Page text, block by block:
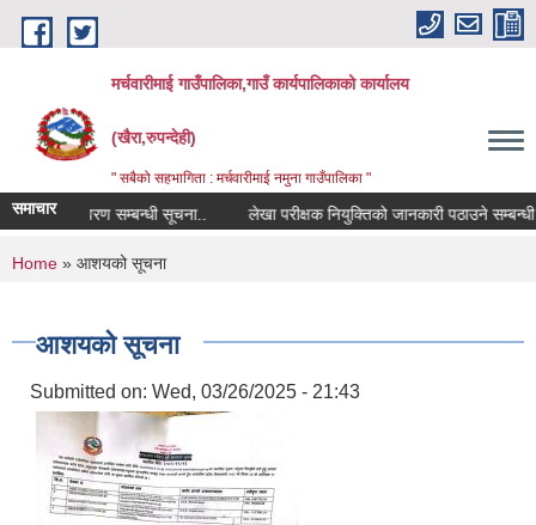
Skip to main content
मर्चवारीमाई गाउँपालिका,गाउँ कार्यपालिकाको कार्यालय
(खैरा,रुपन्देही)
" सबैको सहभागिता : मर्चवारीमाई नमुना गाउँपालिका "
समाचारविवरण सम्बन्धी सूचना.. लेखा परीक्षक नियुक्तिको जानकारी पठाउने सम्बन्धी
You are here
Home » आशयको सूचना
आशयको सूचना
Submitted on: Wed, 03/26/2025 - 21:43